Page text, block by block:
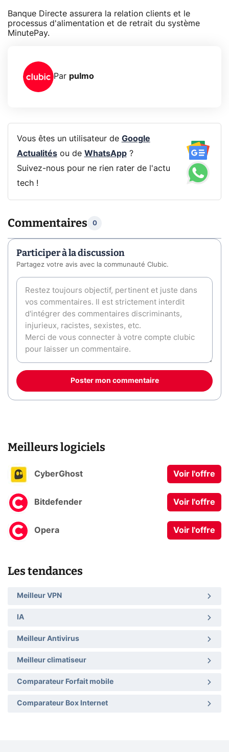
Banque Directe assurera la relation clients et le
processus d'alimentation et de retrait du système
MinutePay.
Par pulmo
Vous êtes un utilisateur de Google
Actualitésou de WhatsApp?
Suivez-nous pour ne rien rater de l'actu
tech !
Commentaires 0
Participer à la discussion
Partagez votre avis avec la communauté Clubic.
Poster mon commentaire
Meilleurs logiciels
CyberGhost Voir l'offre
Bitdefender Voir l'offre
Opera Voir l'offre
Les tendances
Meilleur VPN
IA
Meilleur Antivirus
Meilleur climatiseur
Comparateur Forfait mobile
Comparateur Box Internet